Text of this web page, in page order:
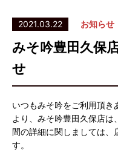
2021.03.22 お知らせ
みそ吟豊田久保
せ
いつもみそ吟をご利用頂
より、みそ吟豊田久保店
間の詳細に関しましては、
す。